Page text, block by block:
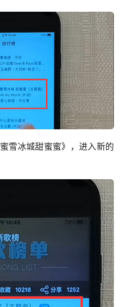
雪冰城甜蜜蜜》，进入新的